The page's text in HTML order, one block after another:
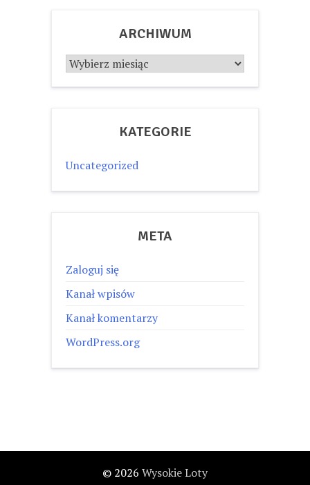
ARCHIWUM
Archiwum
KATEGORIE
Uncategorized
META
Zaloguj się
Kanał wpisów
Kanał komentarzy
WordPress.org
© 2026 Wysokie Loty